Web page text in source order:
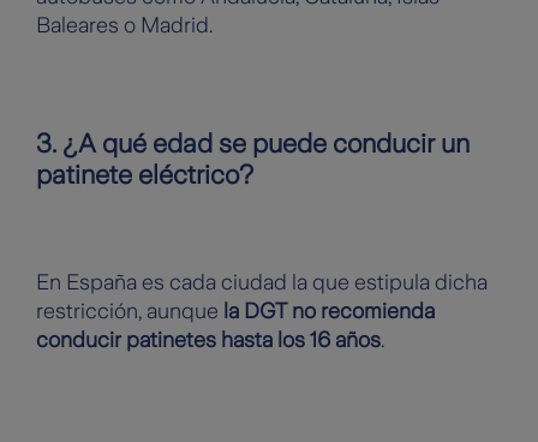
Baleares o Madrid.
3. ¿A qué edad se puede conducir un
patinete eléctrico?
En España es cada ciudad la que estipula dicha
restricción, aunque la DGT no recomienda
conducir patinetes hasta los 16 años.